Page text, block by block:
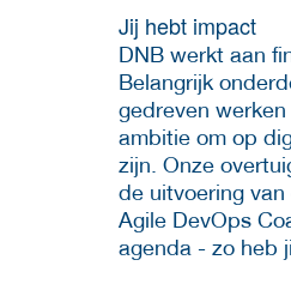
Jij hebt impact
DNB werkt aan
Belangrijk
gedreven
ambitie om op
zijn. Onze
de uitvoering
Agile DevOps
agenda - zo heb